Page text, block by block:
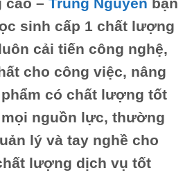
sinh cấp 1 chất lượng
cải tiến công nghệ,
cho công việc, nâng
có chất lượng tốt
nguồn lực, thường
lý và tay nghề cho
lượng dịch vụ tốt